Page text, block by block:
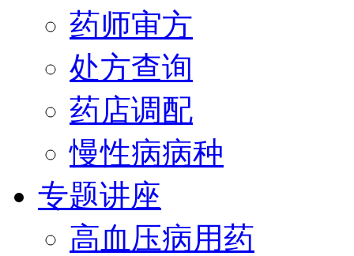
药师审方
处方查询
药店调配
慢性病病种
专题讲座
高血压病用药